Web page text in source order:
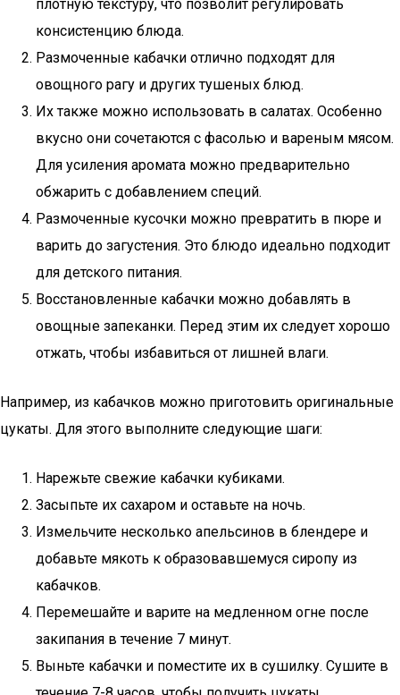
плотную текстуру, что позволит регулировать
консистенцию блюда.
Размоченные кабачки отлично подходят для
овощного рагу и других тушеных блюд.
Их также можно использовать в салатах. Особенно
вкусно они сочетаются с фасолью и вареным мясом.
Для усиления аромата можно предварительно
обжарить с добавлением специй.
Размоченные кусочки можно превратить в пюре и
варить до загустения. Это блюдо идеально подходит
для детского питания.
Восстановленные кабачки можно добавлять в
овощные запеканки. Перед этим их следует хорошо
отжать, чтобы избавиться от лишней влаги.
Например, из кабачков можно приготовить оригинальные
цукаты. Для этого выполните следующие шаги:
Нарежьте свежие кабачки кубиками.
Засыпьте их сахаром и оставьте на ночь.
Измельчите несколько апельсинов в блендере и
добавьте мякоть к образовавшемуся сиропу из
кабачков.
Перемешайте и варите на медленном огне после
закипания в течение 7 минут.
Выньте кабачки и поместите их в сушилку. Сушите в